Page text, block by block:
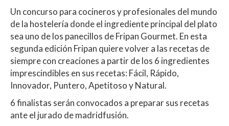
Un concurso para cocineros y profesionales del mundo
de la hostelería donde el ingrediente principal del plato
sea uno de los panecillos de Fripan Gourmet. En esta
segunda edición Fripan quiere volver a las recetas de
siempre con creaciones a partir de los 6 ingredientes
imprescindibles en sus recetas: Fácil, Rápido,
Innovador, Puntero, Apetitoso y Natural.
6 finalistas serán convocados a preparar sus recetas
ante el jurado de madridfusión.